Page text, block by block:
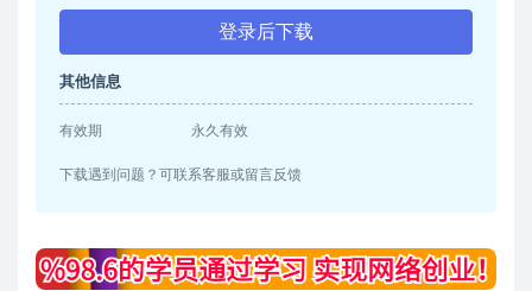
登录后下载
其他信息
有效期 永久有效
下载遇到问题？可联系客服或留言反馈